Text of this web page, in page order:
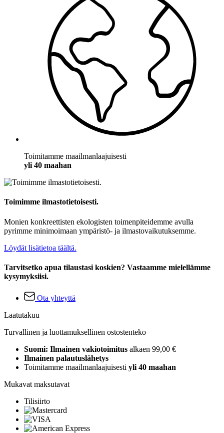
Toimitamme maailmanlaajuisesti
yli 40 maahan
Toimimme ilmastotietoisesti.
Monien konkreettisten ekologisten toimenpiteidemme avulla
pyrimme minimoimaan ympäristö- ja ilmastovaikutuksemme.
Löydät lisätietoa täältä.
Tarvitsetko apua tilaustasi koskien? Vastaamme mielellämme
kysymyksiisi.
Ota yhteyttä
Laatutakuu
Turvallinen ja luottamuksellinen ostostenteko
Suomi: Ilmainen vakiotoimitus alkaen 99,00 €
Ilmainen palautuslähetys
Toimitamme maailmanlaajuisesti yli 40 maahan
Mukavat maksutavat
Tilisiirto